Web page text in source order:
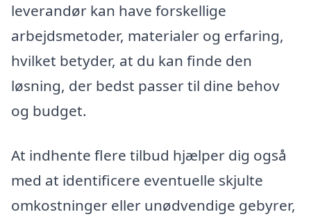
leverandør kan have forskellige
arbejdsmetoder, materialer og erfaring,
hvilket betyder, at du kan finde den
løsning, der bedst passer til dine behov
og budget.
At indhente flere tilbud hjælper dig også
med at identificere eventuelle skjulte
omkostninger eller unødvendige gebyrer,